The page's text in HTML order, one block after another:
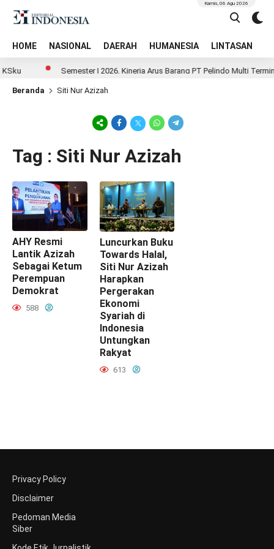
HOME NASIONAL DAERAH HUMANESIA LINTASAN
Kamis, 06 Agu 2026
Semester I 2026, Kinerja Arus Barang PT Pelindo Multi
Beranda Siti Nur Azizah
Tag : Siti Nur Azizah
AHY Resmi
Lantik Azizah
Sebagai Ketum
Perempuan
Demokrat
588
Luncurkan Buku
Towards Halal,
Siti Nur Azizah
Harapkan
Pergerakan
Ekonomi
Syariah di
Indonesia
Untungkan
Rakyat
613
Privacy Policy
Disclaimer
Pedoman Media
Siber